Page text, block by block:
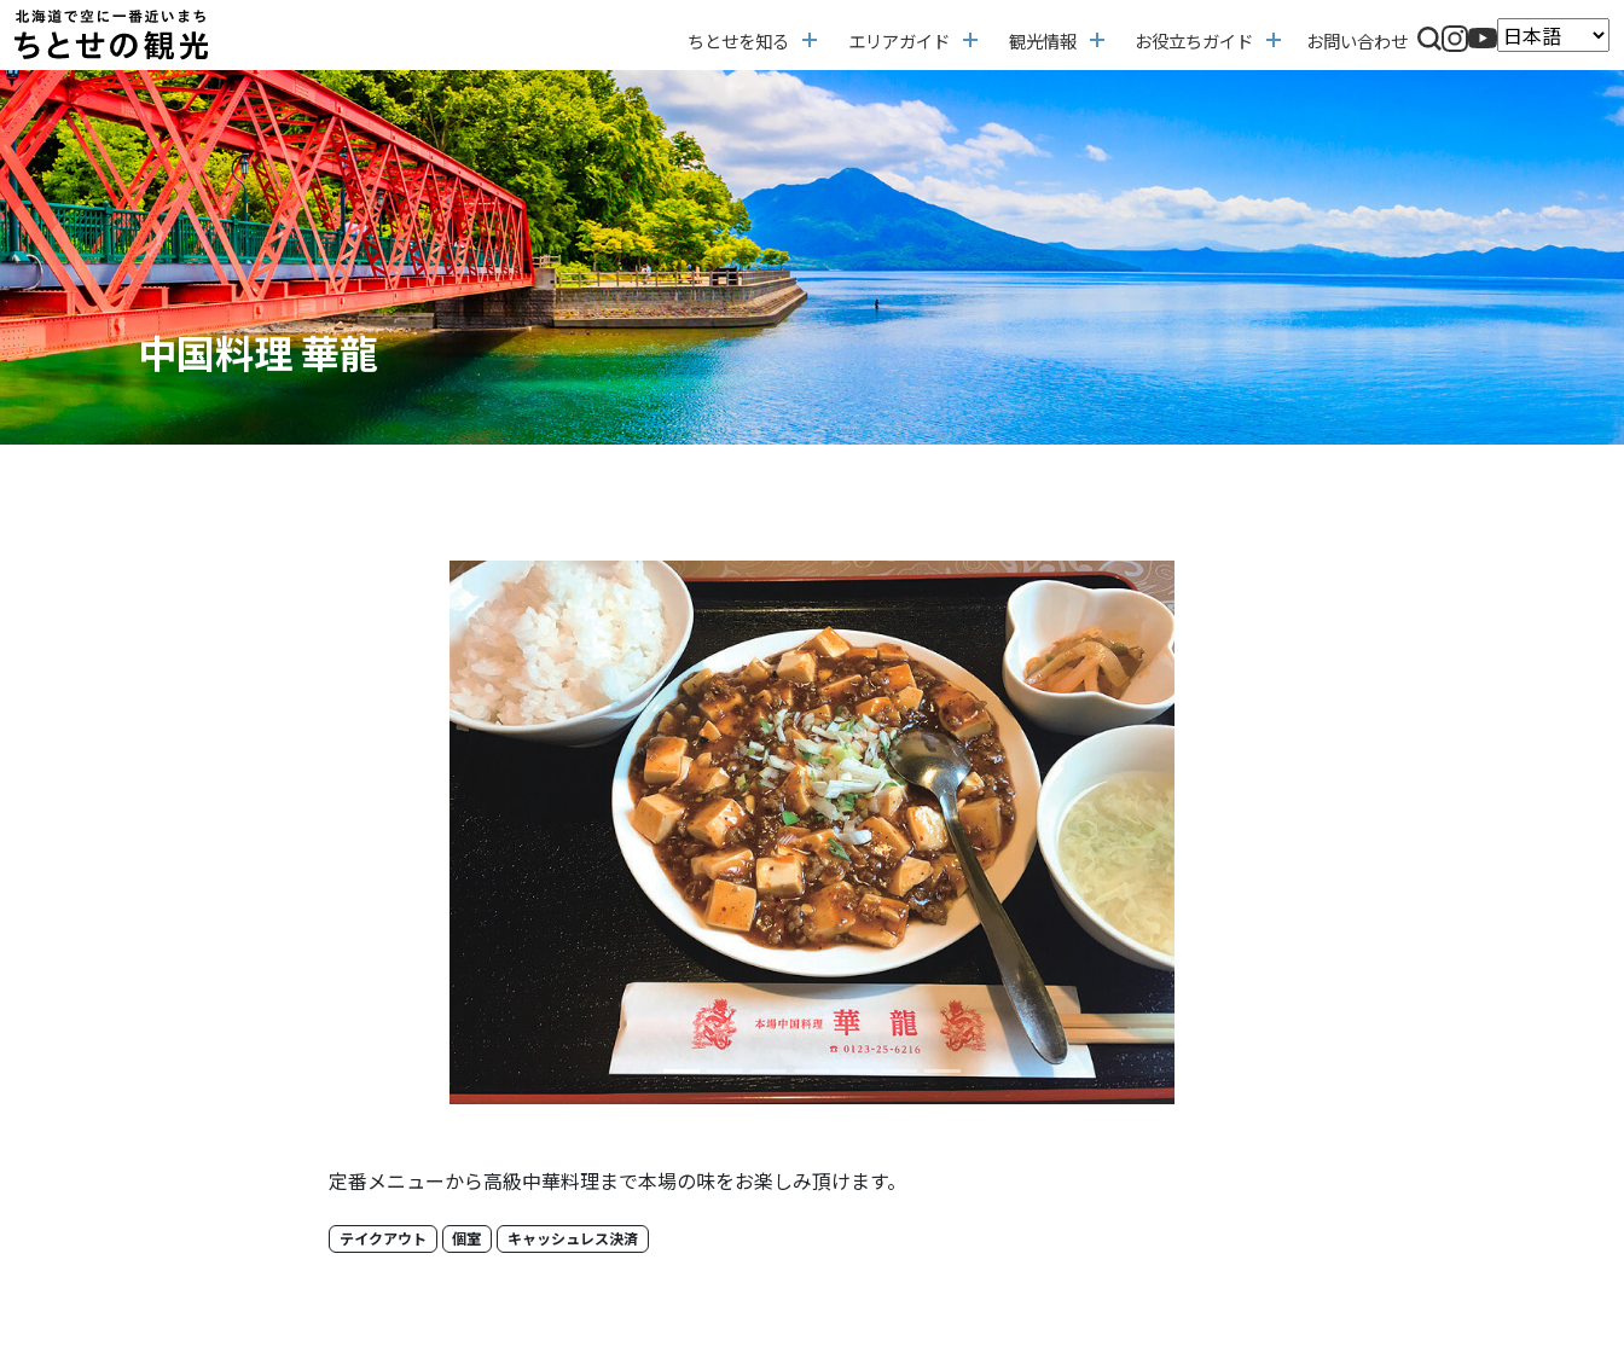
ちとせを知る エリアガイド 観光情報 お役立ちガイド お問い合わせ
中国料理 華龍
定番メニューから高級中華料理まで本場の味をお楽しみ頂けます。
テイクアウト 個室 キャッシュレス決済